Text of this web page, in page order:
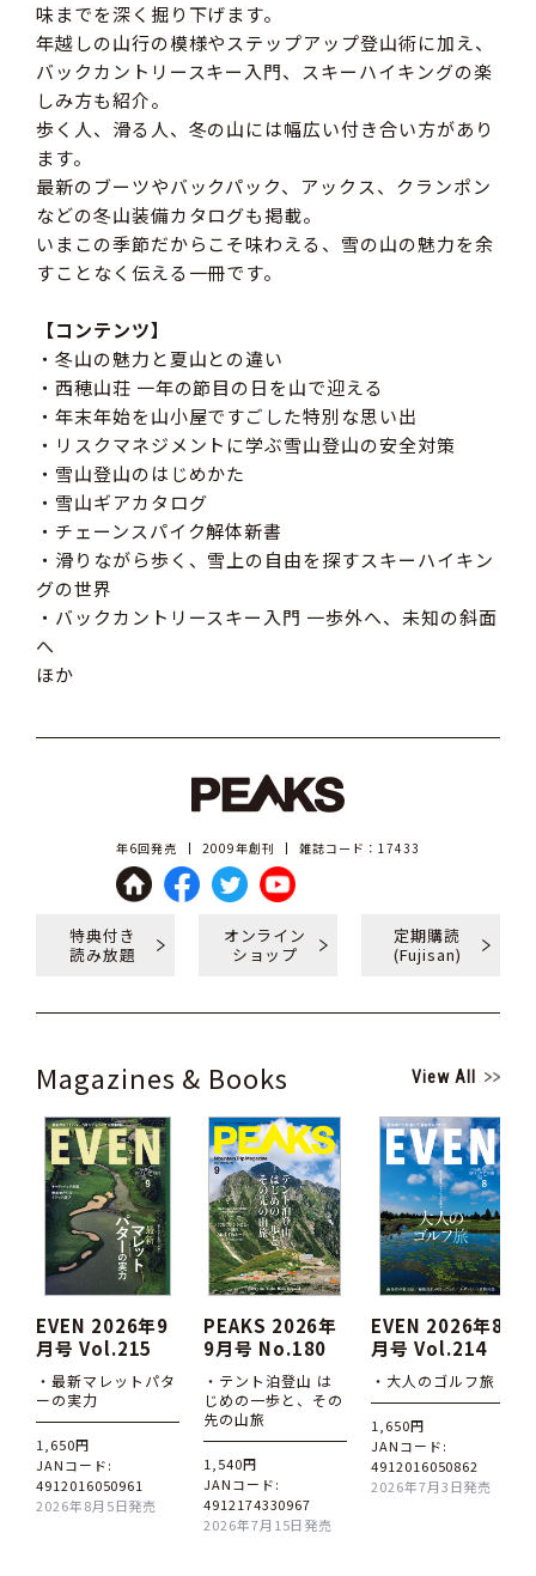
味までを深く掘り下げます。
年越しの山行の模様やステップアップ登山術に加え、
バックカントリースキー入門、スキーハイキングの楽
しみ方も紹介。
歩く人、滑る人、冬の山には幅広い付き合い方があり
ます。
最新のブーツやバックパック、アックス、クランポン
などの冬山装備カタログも掲載。
いまこの季節だからこそ味わえる、雪の山の魅力を余
すことなく伝える一冊です。
【コンテンツ】
・冬山の魅力と夏山との違い
・西穂山荘 一年の節目の日を山で迎える
・年末年始を山小屋ですごした特別な思い出
・リスクマネジメントに学ぶ雪山登山の安全対策
・雪山登山のはじめかた
・雪山ギアカタログ
・チェーンスパイク解体新書
・滑りながら歩く、雪上の自由を探すスキーハイキン
グの世界
・バックカントリースキー入門 一歩外へ、未知の斜面
へ
ほか
年6回発売 2009年創刊 雑誌コード：17433
特典付き
読み放題
オンライン
ショップ
定期購読
(Fujisan)
Magazines & Books View All
EVEN 2026年9
月号 Vol.215
・最新マレットパタ
ーの実力
1,650円
JANコード:
4912016050961
2026年8月5日発売
PEAKS 2026年
9月号 No.180
・テント泊登山 は
じめの一歩と、その
先の山旅
1,540円
JANコード:
4912174330967
2026年7月15日発売
EVEN 2026年8
月号 Vol.214
・大人のゴルフ旅
1,650円
JANコード:
4912016050862
2026年7月3日発売